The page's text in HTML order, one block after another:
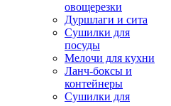
овощерезки
Дуршлаги и сита
Сушилки для
посуды
Мелочи для кухни
Ланч-боксы и
контейнеры
Сушилки для